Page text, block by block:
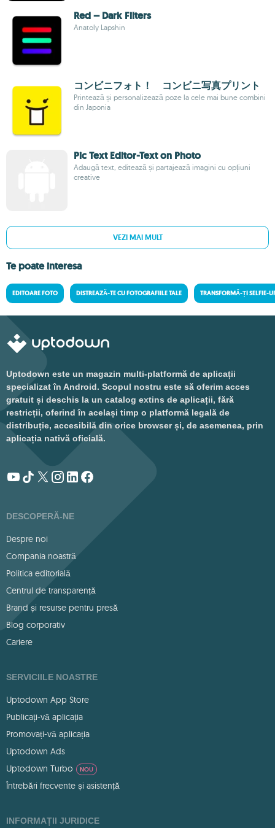
Red – Dark Filters
Anatoly Lapshin
コンビニフォト！ コンビニ写真プリント
Printează și personalizează poze la cele mai bune combini
din Japonia
Pic Text Editor-Text on Photo
Adaugă text, editează și partajează imagini cu opțiuni
creative
VEZI MAI MULT
Te poate interesa
EDITOARE FOTO DISTREAZĂ-TE CU FOTOGRAFIILE TALE TRANSFORMĂ-ȚI SELFIE-
Uptodown este un magazin multi-platformă de aplicații
specializat în Android. Scopul nostru este să oferim acces
gratuit și deschis la un catalog extins de aplicații, fără
restricții, oferind în același timp o platformă legală de
distribuție, accesibilă din orice browser și, de asemenea, prin
aplicația nativă oficială.
DESCOPERĂ-NE
Despre noi
Compania noastră
Politica editorială
Centrul de transparență
Brand și resurse pentru presă
Blog corporativ
Cariere
SERVICIILE NOASTRE
Uptodown App Store
Publicați-vă aplicația
Promovați-vă aplicația
Uptodown Ads
Uptodown Turbo
NOU
Întrebări frecvente și asistență
INFORMAȚII JURIDICE